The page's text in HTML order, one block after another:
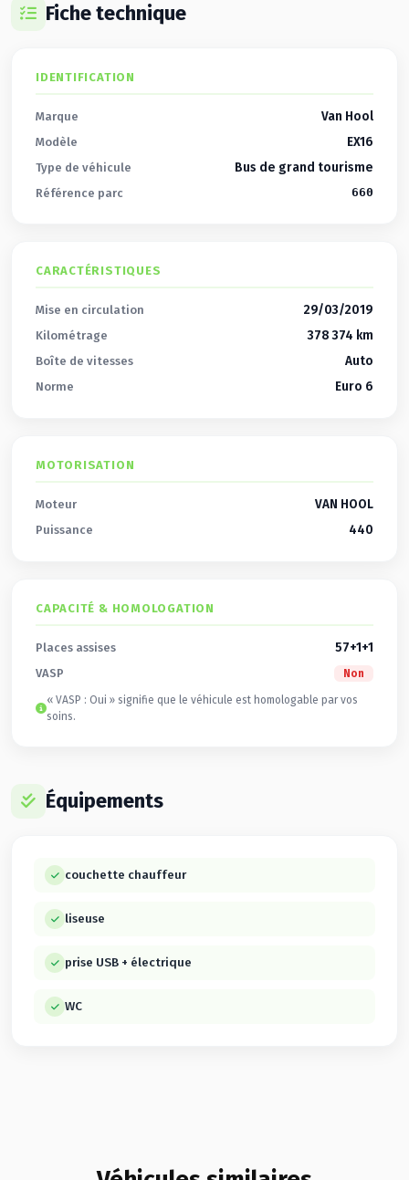
Fiche technique
IDENTIFICATION
Marque Van Hool
Modèle EX16
Type de véhicule Bus de grand tourisme
Référence parc 660
CARACTÉRISTIQUES
Mise en circulation 29/03/2019
Kilométrage 378 374 km
Boîte de vitesses Auto
Norme Euro 6
MOTORISATION
Moteur VAN HOOL
Puissance 440
CAPACITÉ & HOMOLOGATION
Places assises 57+1+1
VASP Non
« VASP : Oui » signifie que le véhicule est homologable par vos
soins.
Équipements
couchette chauffeur
liseuse
prise USB + électrique
WC